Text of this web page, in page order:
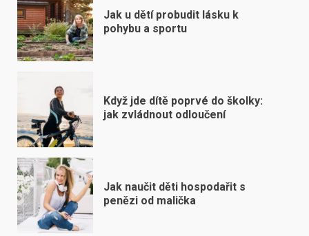
Jak u dětí probudit lásku k
pohybu a sportu
Když jde dítě poprvé do školky:
jak zvládnout odloučení
Jak naučit děti hospodařit s
penězi od malička